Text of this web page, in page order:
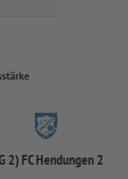
2) FC Hendungen 2